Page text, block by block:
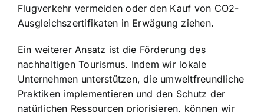
Flugverkehr vermeiden oder den Kauf von CO2-
Ausgleichszertifikaten in Erwägung ziehen.
Ein weiterer Ansatz ist die Förderung des
nachhaltigen Tourismus. Indem wir lokale
Unternehmen unterstützen, die umweltfreundliche
Praktiken implementieren und den Schutz der
natürlichen Ressourcen priorisieren, können wir